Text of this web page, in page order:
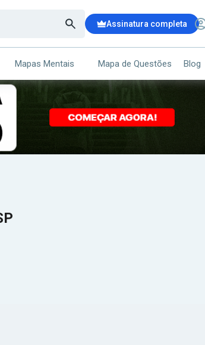
Assinatura completa
CARRINHO DE COMPRAS
ITENS (00)
Ops!
Seu carrinho ainda está vazio.
Mapas Mentais Mapa de Questões Blog